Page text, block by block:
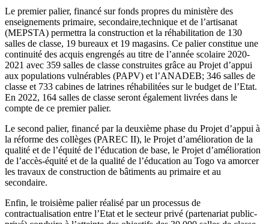
Le premier palier, financé sur fonds propres du ministère des
enseignements primaire, secondaire,technique et de l’artisanat
(MEPSTA) permettra la construction et la réhabilitation de 130
salles de classe, 19 bureaux et 19 magasins. Ce palier constitue une
continuité des acquis engrengés au titre de l’année scolaire 2020-
2021 avec 359 salles de classe construites grâce au Projet d’appui
aux populations vulnérables (PAPV) et l’ANADEB; 346 salles de
classe et 733 cabines de latrines réhabilitées sur le budget de l’Etat.
En 2022, 164 salles de classe seront également livrées dans le
compte de ce premier palier.
Le second palier, financé par la deuxième phase du Projet d’appui à
la réforme des collèges (PAREC II), le Projet d’amélioration de la
qualité et de l’équité de l’éducation de base, le Projet d’amélioration
de l’accès-équité et de la qualité de l’éducation au Togo va amorcer
les travaux de construction de bâtiments au primaire et au
secondaire.
Enfin, le troisième palier réalisé par un processus de
contractualisation entre l’Etat et le secteur privé (partenariat public-